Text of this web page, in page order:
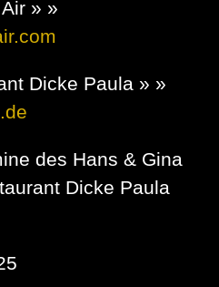
» »
Dicke Paula » »
des Hans & Gina
Dicke Paula